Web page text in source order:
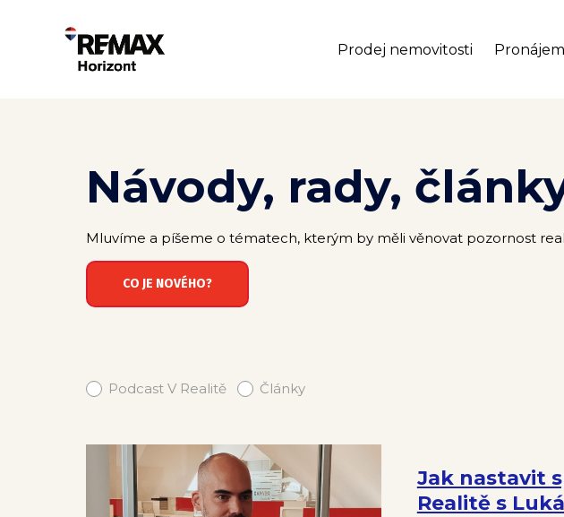
Prodej nemovitosti
Návody, rady,
Mluvíme a píšeme o tématech, kterým by měli věnovat pozornost
CO JE NOVÉHO?
Podcast V Realitě Články
Jak nastavit
Realitě s